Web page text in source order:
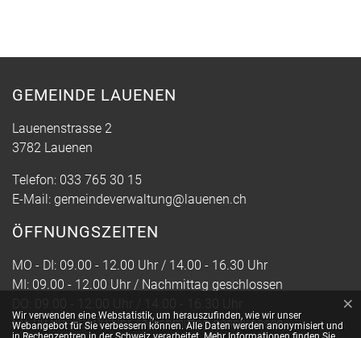
GEMEINDE LAUENEN
Lauenenstrasse 2
3782 Lauenen
Telefon: 033 765 30 15
E-Mail: gemeindeverwaltung@lauenen.ch
ÖFFNUNGSZEITEN
MO - DI: 09.00 - 12.00 Uhr / 14.00 - 16.30 Uhr
MI: 09.00 - 12.00 Uhr / Nachmittag geschlossen
FR: 09.00 - 12.00 Uhr / Nachmittag geschlossen
Webstatistik
Wir verwenden eine Webstatistik, um herauszufinden, wie wir unser
Webangebot für Sie verbessern können. Alle Daten werden anonymisiert und
×